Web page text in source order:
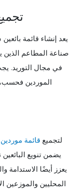
يعد إنشاء قائمة
صناعة المطاعم الذين
في مجال التوريد.
الموردين فحسب،
لتجميع قائمة موردين
يضمن تنويع
يعزز أيضًا الاستدامة
المحليين والموزعين